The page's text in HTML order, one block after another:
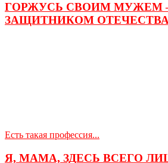
ГОРЖУСЬ СВОИМ МУЖЕМ
ЗАЩИТНИКОМ
Есть такая профессия...
Я, МАМА, ЗДЕСЬ ВСЕГО